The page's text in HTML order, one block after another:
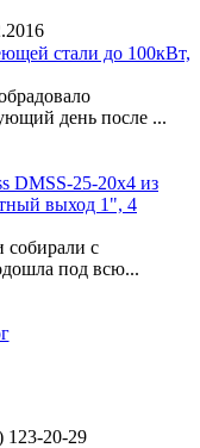
стали до 100кВт,
день после ...
DMSS-25-20x4 из
выход 1", 4
собирали с
под всю...
123-20-29